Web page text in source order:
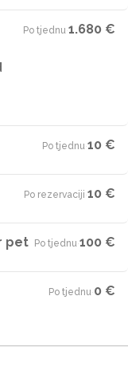
Po tjednu·1.680 €
Po tjednu·10 €
Po rezervaciji·10 €
pet Po tjednu·100 €
Po tjednu·0 €